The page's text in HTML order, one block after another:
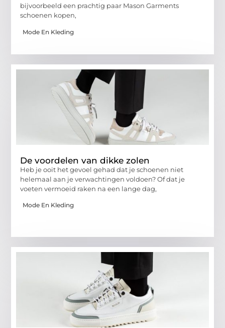
bijvoorbeeld een prachtig paar Mason Garments
schoenen kopen,
Mode En Kleding
De voordelen van dikke zolen
Heb je ooit het gevoel gehad dat je schoenen niet
helemaal aan je verwachtingen voldoen? Of dat je
voeten vermoeid raken na een lange dag,
Mode En Kleding